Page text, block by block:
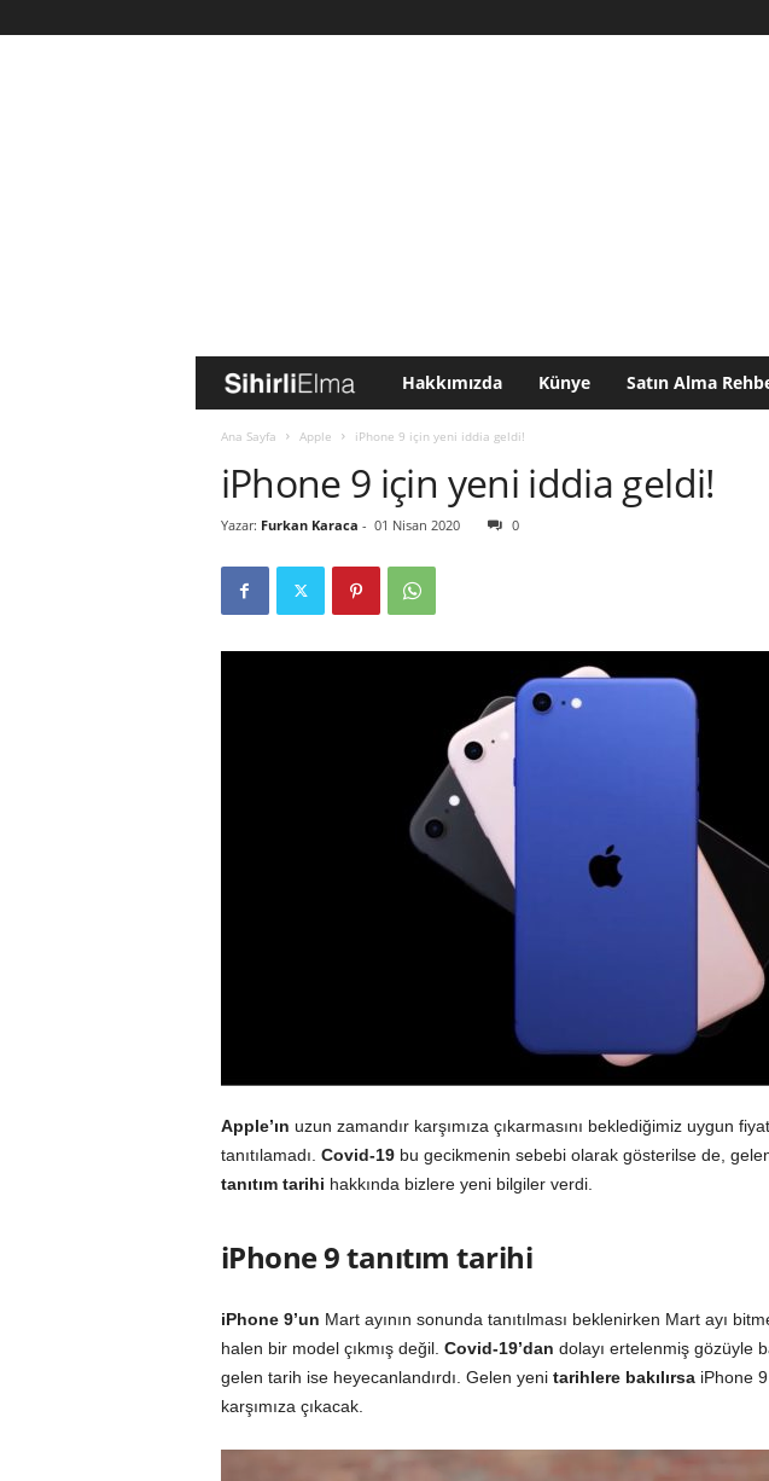
i
h
l
Hakkımızda Künye Satın Alma
Ana Sayfa Apple iPhone 9 için yeni iddia geldi!
iPhone 9 için yeni iddia geldi!
Yazar: Furkan Karaca - 01 Nisan 2020 0
Apple’ın uzun zamandır karşımıza çıkarmasını beklediğimiz uygun
tanıtılamadı. Covid-19bu gecikmenin sebebi olarak gösterilse de, gelen
tanıtım tarihi hakkında bizlere yeni bilgiler verdi.
iPhone 9 tanıtım tarihi
iPhone 9’un Mart ayının sonunda tanıtılması beklenirken Mart ayı
halen bir model çıkmış değil. Covid-19’dan dolayı ertelenmiş gözüyle
gelen tarih ise heyecanlandırdı. Gelen yeni tarihlere bakılırsaiPhone
karşımıza çıkacak.